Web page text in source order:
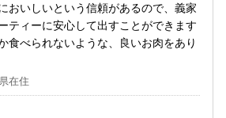
おいしいという信頼があるので、義家
ティーに安心して出すことができます
食べられないような、良いお肉をあり
在住